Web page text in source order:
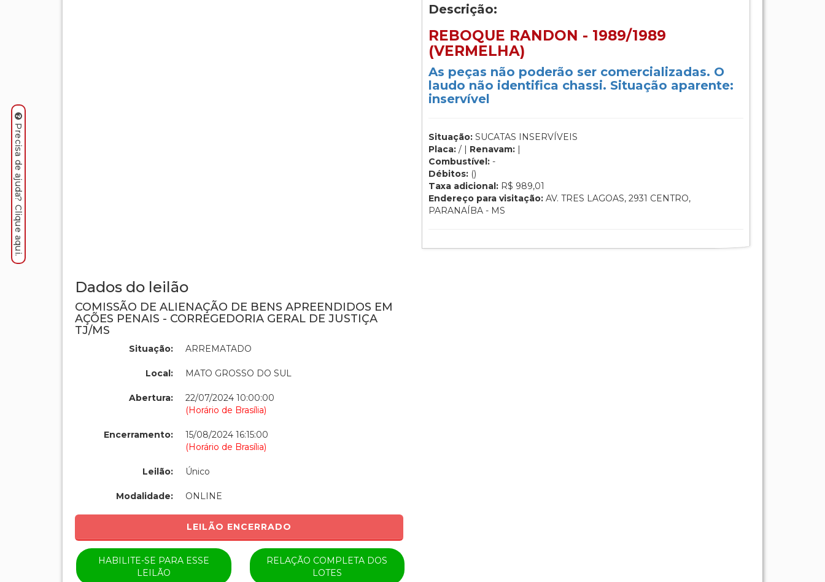
Descrição:
REBOQUE RANDON - 1989/1989
(VERMELHA)
As peças não poderão ser comercializadas. O
laudo não identifica chassi. Situação aparente:
inservível
Situação: SUCATAS INSERVÍVEIS
Placa: / | Renavam: |
Combustível: -
Débitos: ()
Taxa adicional: R$ 989,01
Endereço para visitação: AV. TRES LAGOAS, 2931 CENTRO,
PARANAÍBA - MS
Dados do leilão
COMISSÃO DE ALIENAÇÃO DE BENS APREENDIDOS EM
AÇÕES PENAIS - CORREGEDORIA GERAL DE JUSTIÇA
TJ/MS
Situação: ARREMATADO
Local: MATO GROSSO DO SUL
Abertura:
22/07/2024 10:00:00
(Horário de Brasília)
Encerramento:
15/08/2024 16:15:00
(Horário de Brasília)
Leilão: Único
Modalidade: ONLINE
LEILÃO ENCERRADO
HABILITE-SE PARA ESSE
LEILÃO
RELAÇÃO COMPLETA DOS
LOTES
Precisa de ajuda? Clique aqui.